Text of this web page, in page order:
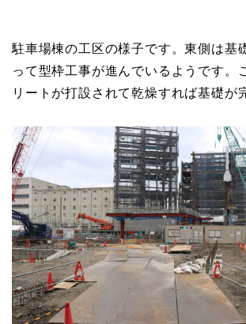
駐車場棟の工区の様子です。東側は基
って型枠工事が進んでいるようです。
リートが打設されて乾燥すれば基礎が